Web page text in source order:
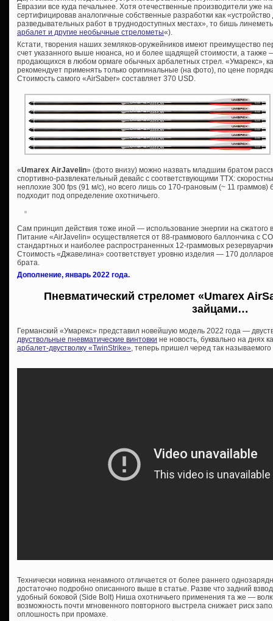
Евразии все куда печальнее. Хотя отечественные производители уже
сертифицировав аналогичные собственные разработки как
разведывательных работ в труднодоступных местах», то бишь
арбалет и другие необычные стрелометы«).
Кстати, творения наших земляков-оружейников имеют преимущество
счет указанного выше нюанса, но и более щадящей стоимости, а также
продающихся в любом ормаге обычных арбалетных стрел. «Умарекс»,
рекомендует применять только оригинальные (на фото), по цене
Стоимость самого «AirSaber» составляет 370 USD.
«Umarex AirJavelin» (фото внизу) можно назвать младшим братом
спортивно-развлекательный девайс с соответствующими ТТХ:
неплохие 300 fps (91 м/с), но всего лишь со 170-грановым (~ 11 граммов)
подходит под определение охотничьего.
Сам принцип действия тоже иной — использование энергии на сжатого
Питание «AirJavelin» осуществляется от 88-граммового баллончика с
стандартных и наиболее распространенных 12-граммовых
Стоимость «Джавелина» соответствует уровню изделия — 170
брата.
Дополнение, январь 2022 года.
Пневматический стреломет «Umarex
зайцами…
Германский «Умарекс» представил новейшую модель 2022 года —
двуствольные пневматические винтовки не новость, буквально на днях
арбалет-двустволку «TwinStrike» , теперь пришел черед так
Технически новинка ненамного отличается от более раннего
достаточно подробно описанного выше в статье. Разве что задний
удобный боковой (Side Bolt) Ниша охотничьего применения та же —
возможность почти мгновенного повторного выстрела снижает риск
оплошность при промахе.